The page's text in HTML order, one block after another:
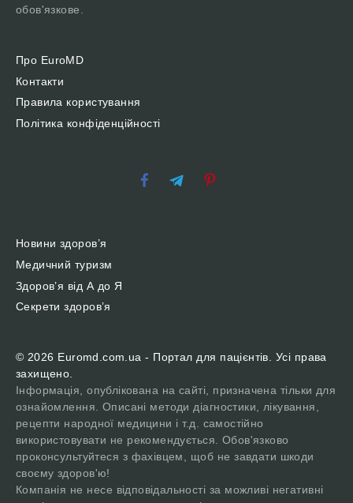
обов'язкове.
Про EuroMD
Контакти
Правила користування
Політика конфіденційності
Новини здоров’я
Медичний туризм
Здоров’я від А до Я
Секрети здоров’я
© 2026 Euromd.com.ua - Портал для пацієнтів. Усі права
захищено.
Інформація, опублікована на сайті, призначена тільки для
ознайомлення. Описані методи діагностики, лікування,
рецепти народної медицини і т.д. самостійно
використовувати не рекомендується. Обов'язково
проконсультуйтеся з фахівцем, щоб не завдати шкоди
своєму здоров'ю!
Компанія не несе відповідальності за можливі негативні